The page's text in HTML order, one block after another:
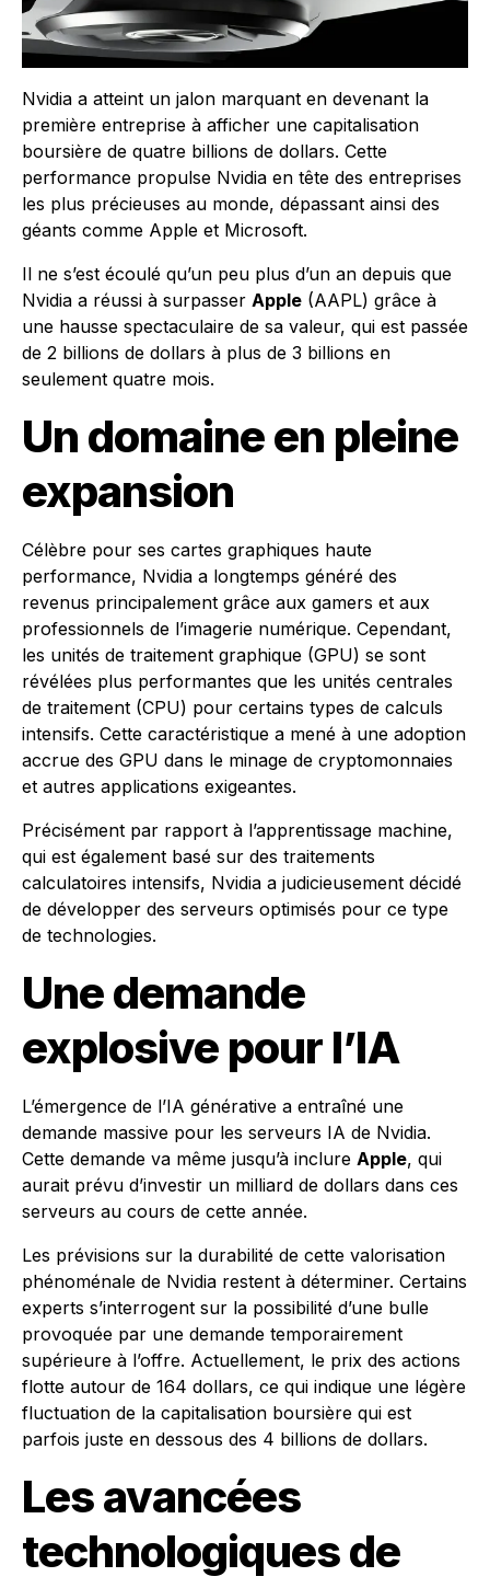
Nvidia a atteint un jalon marquant en devenant la
première entreprise à afficher une capitalisation
boursière de quatre billions de dollars. Cette
performance propulse Nvidia en tête des entreprises
les plus précieuses au monde, dépassant ainsi des
géants comme Apple et Microsoft.
Il ne s’est écoulé qu’un peu plus d’un an depuis que
Nvidia a réussi à surpasser Apple (AAPL) grâce à
une hausse spectaculaire de sa valeur, qui est passée
de 2 billions de dollars à plus de 3 billions en
seulement quatre mois.
Un domaine en pleine
expansion
Célèbre pour ses cartes graphiques haute
performance, Nvidia a longtemps généré des
revenus principalement grâce aux gamers et aux
professionnels de l’imagerie numérique. Cependant,
les unités de traitement graphique (GPU) se sont
révélées plus performantes que les unités centrales
de traitement (CPU) pour certains types de calculs
intensifs. Cette caractéristique a mené à une adoption
accrue des GPU dans le minage de cryptomonnaies
et autres applications exigeantes.
Précisément par rapport à l’apprentissage machine,
qui est également basé sur des traitements
calculatoires intensifs, Nvidia a judicieusement décidé
de développer des serveurs optimisés pour ce type
de technologies.
Une demande
explosive pour l’IA
L’émergence de l’IA générative a entraîné une
demande massive pour les serveurs IA de Nvidia.
Cette demande va même jusqu’à inclure Apple, qui
aurait prévu d’investir un milliard de dollars dans ces
serveurs au cours de cette année.
Les prévisions sur la durabilité de cette valorisation
phénoménale de Nvidia restent à déterminer. Certains
experts s’interrogent sur la possibilité d’une bulle
provoquée par une demande temporairement
supérieure à l’offre. Actuellement, le prix des actions
flotte autour de 164 dollars, ce qui indique une légère
fluctuation de la capitalisation boursière qui est
parfois juste en dessous des 4 billions de dollars.
Les avancées
technologiques de